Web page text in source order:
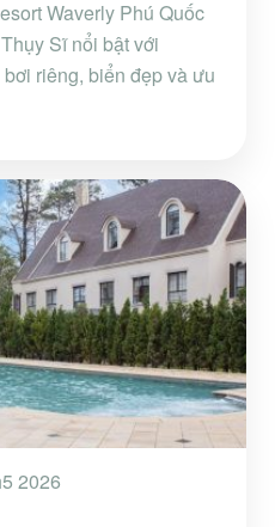
Waverly Phú Quốc
Sĩ nổi bật với
riêng, biển đẹp và ưu
2026